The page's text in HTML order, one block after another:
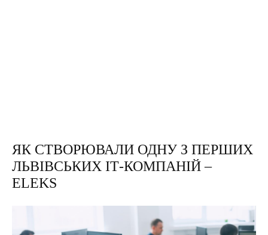
ЯК СТВОРЮВАЛИ ОДНУ З ПЕРШИХ
ЛЬВІВСЬКИХ ІТ-КОМПАНІЙ –
ELEKS